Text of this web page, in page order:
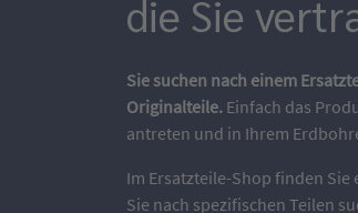
die Sie
Sie suchen nach einem
Originalteile. Einfach das
antreten und in Ihrem
Im Ersatzteile-Shop finden
Sie nach spezifischen Teilen